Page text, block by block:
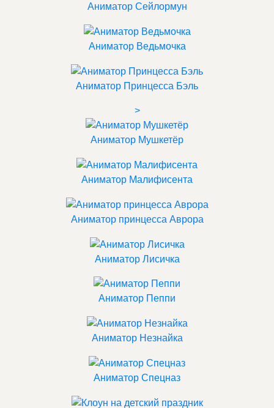
Аниматор Сейлормун
Аниматор Ведьмочка
Аниматор Принцесса Бэль
>
Аниматор Мушкетёр
Аниматор Малифисента
Аниматор принцесса Аврора
Аниматор Лисичка
Аниматор Пеппи
Аниматор Незнайка
Аниматор Спецназ